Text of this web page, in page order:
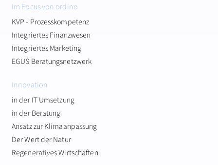
Im Focus von ordino
KVP - Prozesskompetenz
Integriertes Finanzwesen
Integriertes Marketing
EGUS Beratungsnetzwerk
Innovation
in der IT Umsetzung
in der Beratung
Ansatz zur Klimaanpassung
Der Wert der Natur
Regeneratives Wirtschaften